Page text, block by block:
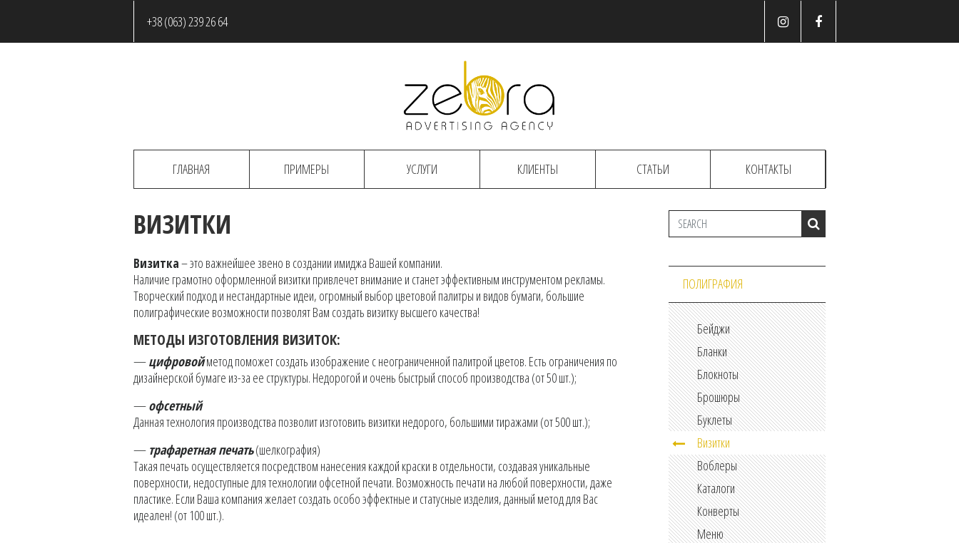
+38 (063) 239 26 64
ГЛАВНАЯ ПРИМЕРЫ УСЛУГИ КЛИЕНТЫ СТАТЬИ КОНТАКТЫ
ВИЗИТКИ
Визитка– это важнейшее звено в создании имиджа Вашей компании.
Наличие грамотно оформленной визитки привлечет внимание и станет эффективным инструментом рекламы.
Творческий подход и нестандартные идеи, огромный выбор цветовой палитры и видов бумаги, большие
полиграфические возможности позволят Вам создать визитку высшего качества!
МЕТОДЫ ИЗГОТОВЛЕНИЯ ВИЗИТОК:
—цифровойметод поможет создать изображение с неограниченной палитрой цветов. Есть ограничения по
дизайнерской бумаге из-за ее структуры. Недорогой и очень быстрый способ производства (от 50 шт.);
—офсетный
Данная технология производства позволит изготовить визитки недорого, большими тиражами (от 500 шт.);
— трафаретная печать(шелкография)
Такая печать осуществляется посредством нанесения каждой краски в отдельности, создавая уникальные
поверхности, недоступные для технологии офсетной печати. Возможность печати на любой поверхности, даже
пластике. Если Ваша компания желает создать особо эффектные и статусные изделия, данный метод для Вас
идеален! (от 100 шт.).
ПОЛИГРАФИЯ
Бейджи
Бланки
Блокноты
Брошюры
Буклеты
Визитки
Воблеры
Каталоги
Конверты
Меню